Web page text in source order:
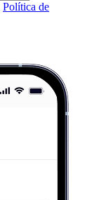
Política de